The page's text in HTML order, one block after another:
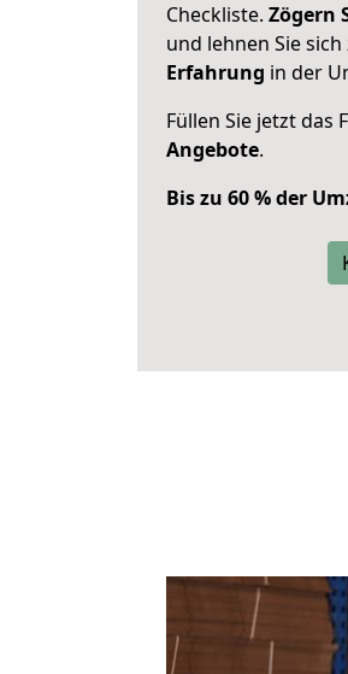
Checkliste. Zögern
und lehnen Sie
Erfahrung in der
Füllen Sie jetzt das
Angebote.
Bis zu 60 % der